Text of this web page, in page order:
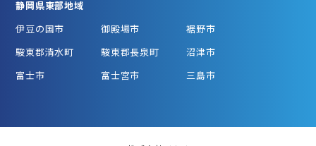
静岡県東部地域
伊豆の国市
御殿場市
裾野市
駿東郡清水町
駿東郡長泉町
沼津市
富士市
富士宮市 三島市